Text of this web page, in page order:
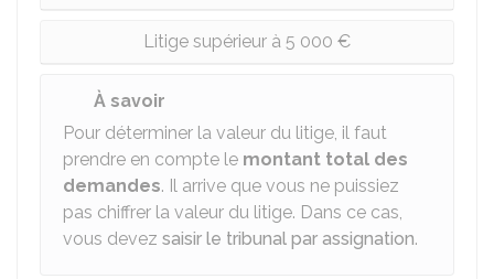
Litige supérieur à 5 000 €
À savoir
Pour déterminer la valeur du litige, il faut
prendre en compte le montant total des
demandes. Il arrive que vous ne puissiez
pas chiffrer la valeur du litige. Dans ce cas,
vous devez saisir le tribunal par assignation.